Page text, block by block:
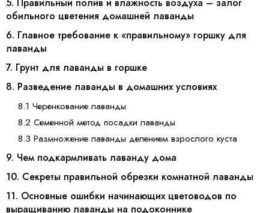
5. Правильный полив и влажность воздуха – залог
обильного цветения домашней лаванды
6. Главное требование к «правильному» горшку для
лаванды
7. Грунт для лаванды в горшке
8. Разведение лаванды в домашних условиях
8.1 Черенкование лаванды
8.2 Семенной метод посадки лаванды
8.3 Размножение лаванды делением взрослого куста
9. Чем подкармливать лаванду дома
10. Секреты правильной обрезки комнатной лаванды
11. Основные ошибки начинающих цветоводов по
выращиванию лаванды на подоконнике